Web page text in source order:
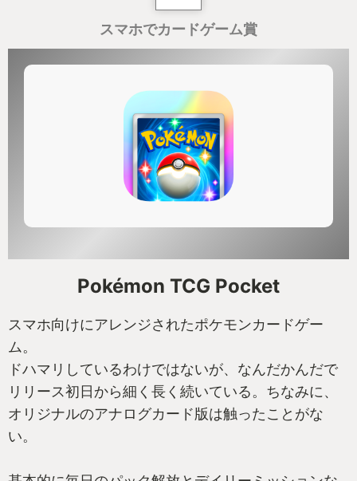
スマホでカードゲーム賞
Pokémon TCG Pocket
スマホ向けにアレンジされたポケモンカードゲー
ム。
ドハマリしているわけではないが、なんだかんだで
リリース初日から細く長く続いている。ちなみに、
オリジナルのアナログカード版は触ったことがな
い。